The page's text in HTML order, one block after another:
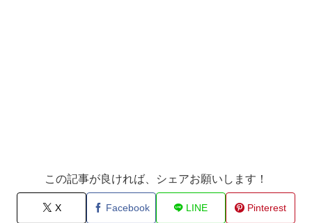
この記事が良ければ、シェアお願いします！
X Facebook LINE Pinterest